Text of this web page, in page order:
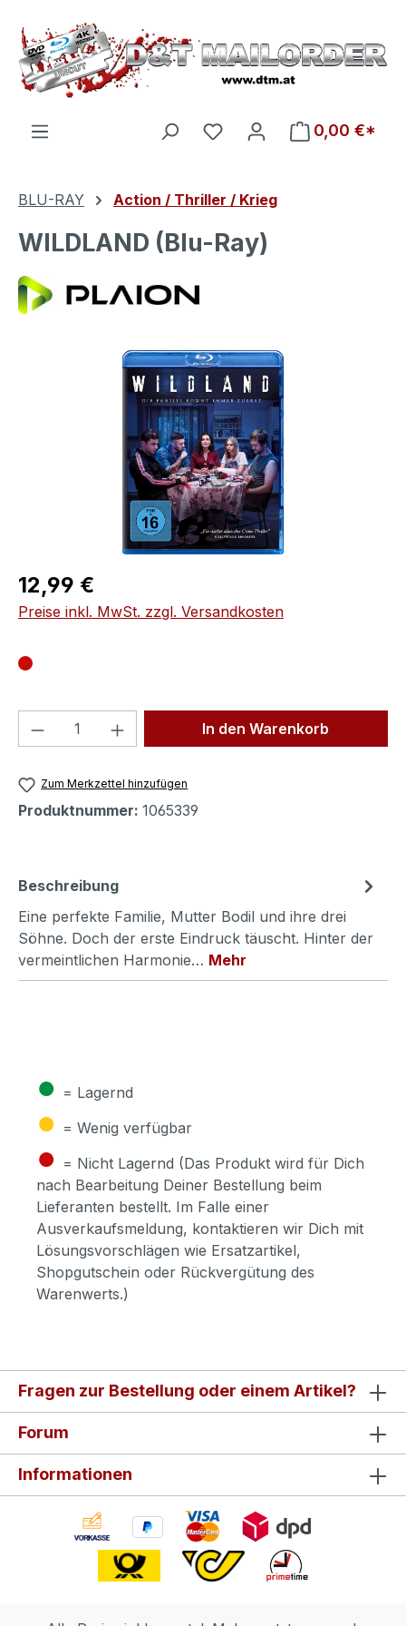
Zum Hauptinhalt springen
Du hast 0 Produkte auf
0,00 €*
BLU-RAY Action / Thriller / Krieg
WILDLAND (Blu-Ray)
Bildergalerie überspringen
Regulärer Preis:
12,99 €
Preise inkl. MwSt. zzgl. Versandkosten
Produkt Anzahl: Gib denIn den Warenkorb
Zum Merkzettel hinzufügen
Produktnummer: 1065339
Beschreibung
Eine perfekte Familie, Mutter Bodil und ihre drei
Söhne. Doch der erste Eindruck täuscht. Hinter der
vermeintlichen Harmonie… Mehr
● = Lagernd
● = Wenig verfügbar
● = Nicht Lagernd (Das Produkt wird für Dich
nach Bearbeitung Deiner Bestellung beim
Lieferanten bestellt. Im Falle einer
Ausverkaufsmeldung, kontaktieren wir Dich mit
Lösungsvorschlägen wie Ersatzartikel,
Shopgutschein oder Rückvergütung des
Warenwerts.)
Fragen zur Bestellung oder einem Artikel?
Forum
Informationen